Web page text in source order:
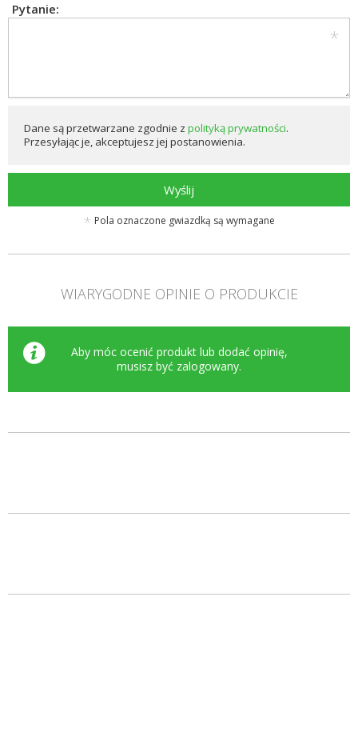
Pytanie:
Dane są przetwarzane zgodnie z polityką prywatności.
Przesyłając je, akceptujesz jej postanowienia.
Wyślij
Pola oznaczone gwiazdką są wymagane
WIARYGODNE OPINIE O PRODUKCIE
Aby móc ocenić produkt lub dodać opinię,
musisz być zalogowany.